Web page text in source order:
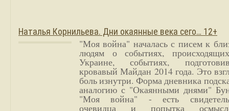
Наталья Корнильева. Дни окаянные века сего… 12+
"Моя война" началась с писем к
людям о событиях,
Украине, событиях,
кровавый Майдан 2014 года. Это
боль изнутри. Форма дневника
аналогию с "Окаянными днями"
"Моя война" - есть
очевидца и попытка